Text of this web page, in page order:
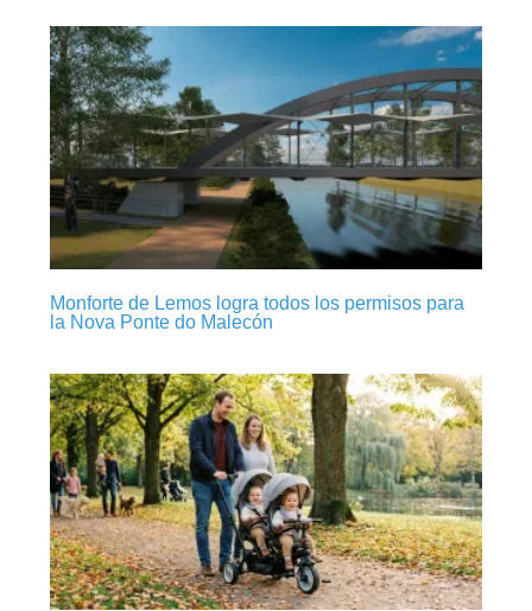
Monforte de Lemos logra todos los permisos para
la Nova Ponte do Malecón